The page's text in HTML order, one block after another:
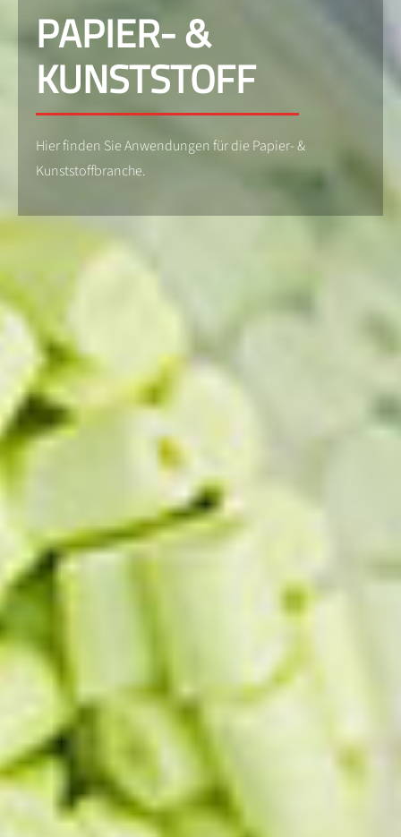
PAPIER- &
KUNSTSTOFF
Hier finden Sie Anwendungen für die Papier- &
Kunststoffbranche.